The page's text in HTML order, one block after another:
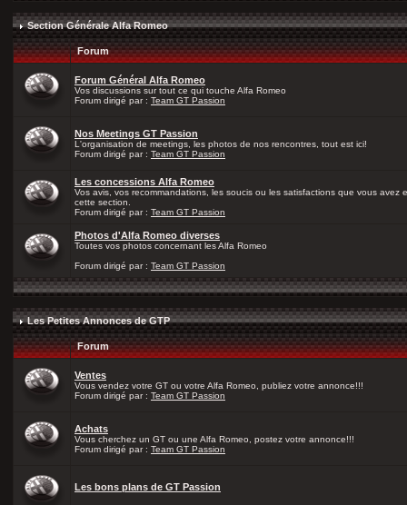
Section Générale Alfa Romeo
Forum
Forum Général Alfa Romeo
Vos discussions sur tout ce qui touche Alfa Romeo
Forum dirigé par : Team GT Passion
Nos Meetings GT Passion
L'organisation de meetings, les photos de nos rencontres, tout est ici!
Forum dirigé par : Team GT Passion
Les concessions Alfa Romeo
Vos avis, vos recommandations, les soucis ou les satisfactions que vous avez
cette section.
Forum dirigé par : Team GT Passion
Photos d'Alfa Romeo diverses
Toutes vos photos concernant les Alfa Romeo
Forum dirigé par : Team GT Passion
Les Petites Annonces de GTP
Forum
Ventes
Vous vendez votre GT ou votre Alfa Romeo, publiez votre annonce!!!
Forum dirigé par : Team GT Passion
Achats
Vous cherchez un GT ou une Alfa Romeo, postez votre annonce!!!
Forum dirigé par : Team GT Passion
Les bons plans de GT Passion